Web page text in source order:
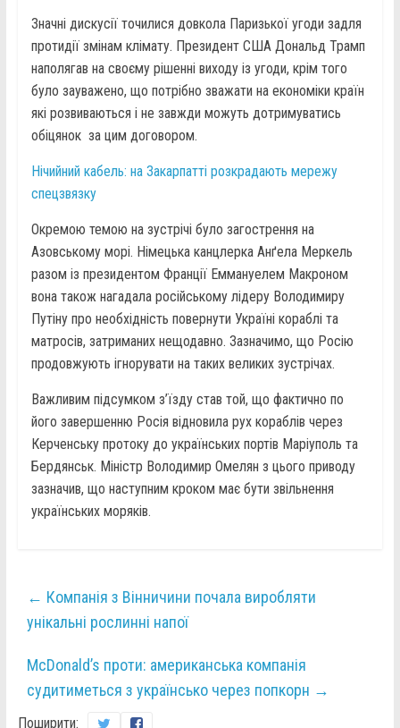
Значні дискусії точилися довкола Паризької угоди задля
протидії змінам клімату. Президент США Дональд Трамп
наполягав на своєму рішенні виходу із угоди, крім того
було зауважено, що потрібно зважати на економіки країн
які розвиваються і не завжди можуть дотримуватись
обіцянок за цим договором.
Нічийний кабель: на Закарпатті розкрадають мережу
спецзвязку
Окремою темою на зустрічі було загострення на
Азовському морі. Німецька канцлерка Анґела Меркель
разом із президентом Франції Еммануелем Макроном
вона також нагадала російському лідеру Володимиру
Путіну про необхідність повернути Україні кораблі та
матросів, затриманих нещодавно. Зазначимо, що Росію
продовжують ігнорувати на таких великих зустрічах.
Важливим підсумком з’їзду став той, що фактично по
його завершенню Росія відновила рух кораблів через
Керченську протоку до українських портів Маріуполь та
Бердянськ. Міністр Володимир Омелян з цього приводу
зазначив, що наступним кроком має бути звільнення
українських моряків.
← Компанія з Вінничини почала виробляти
унікальні рослинні напої
McDonald’s проти: американська компанія
судитиметься з українсько через попкорн →
Поширити: